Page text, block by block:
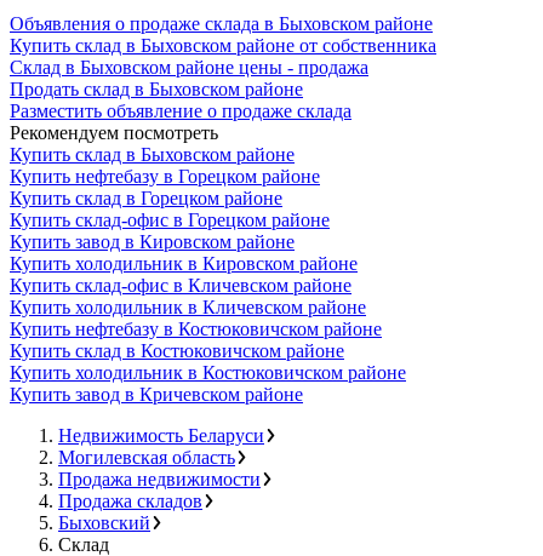
Объявления о продаже склада в Быховском районе
Купить склад в Быховском районе от собственника
Склад в Быховском районе цены - продажа
Продать склад в Быховском районе
Разместить объявление о продаже склада
Рекомендуем посмотреть
Купить склад в Быховском районе
Купить нефтебазу в Горецком районе
Купить склад в Горецком районе
Купить склад-офис в Горецком районе
Купить завод в Кировском районе
Купить холодильник в Кировском районе
Купить склад-офис в Кличевском районе
Купить холодильник в Кличевском районе
Купить нефтебазу в Костюковичском районе
Купить склад в Костюковичском районе
Купить холодильник в Костюковичском районе
Купить завод в Кричевском районе
Недвижимость Беларуси
Могилевская область
Продажа недвижимости
Продажа складов
Быховский
Склад